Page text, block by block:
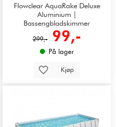
Flowclear AquaRake Deluxe
Aluminium |
Bassengbladskimmer
299,- 99,-
På lager
Kjøp